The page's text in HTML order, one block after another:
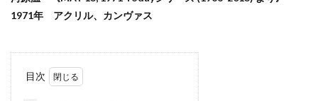
1971年 アクリル、カンヴァス
目次